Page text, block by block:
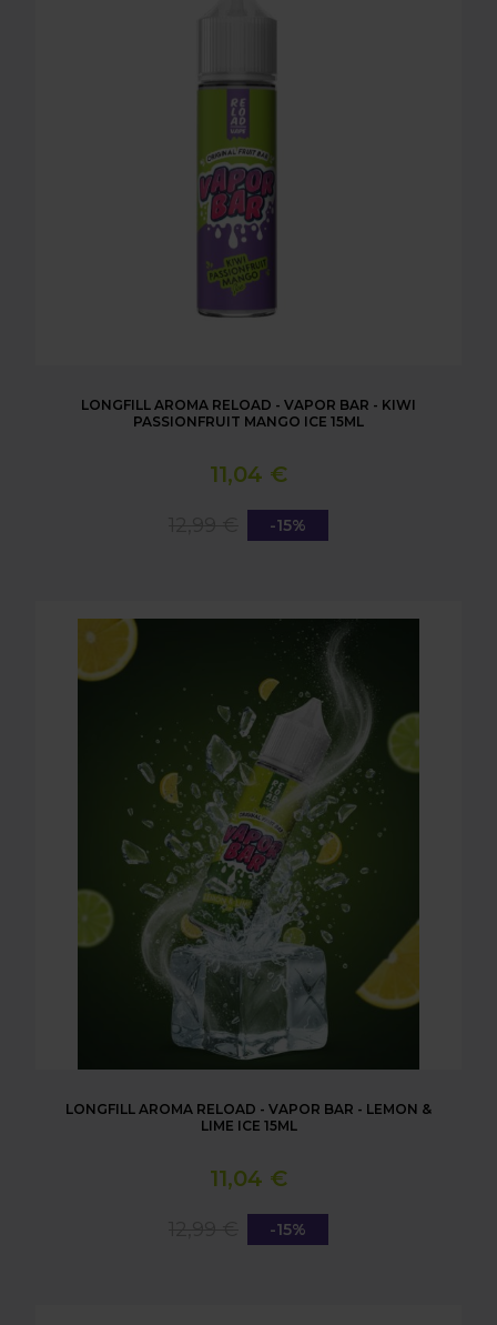
LONGFILL AROMA RELOAD - VAPOR BAR - KIWI
PASSIONFRUIT MANGO ICE 15ML
11,04 €
-15%
LONGFILL AROMA RELOAD - VAPOR BAR - LEMON &
LIME ICE 15ML
11,04 €
-15%